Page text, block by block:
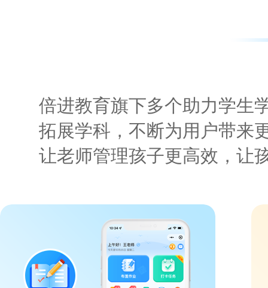
倍进教育旗下多个助力学生
拓展学科，不断为用户带来
让老师管理孩子更高效，让